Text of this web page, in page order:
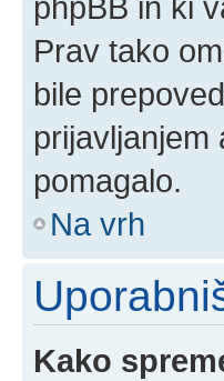
Prav tako
bile
prijavljanjem
pomagalo.
Na vrh
Kako